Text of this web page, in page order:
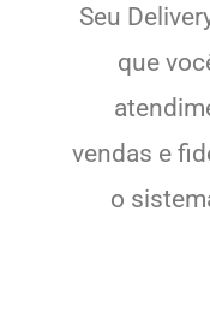
Seu
que
vendas e
o